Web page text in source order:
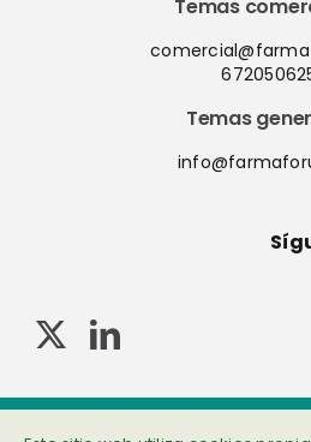
Temas
Temas
© Copyright 2013-2023 . Todos